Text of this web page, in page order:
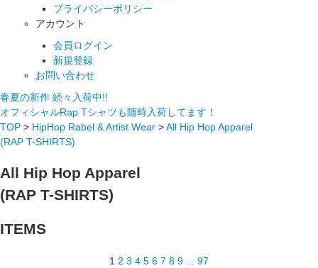
プライバシーポリシー
アカウント
会員ログイン
新規登録
お問い合わせ
春夏の新作 続々入荷中!!
オフィシャルRap Tシャツも随時入荷してます！
TOP > HipHop Rabel & Artist Wear >All Hip Hop Apparel
(RAP T-SHIRTS)
All Hip Hop Apparel
(RAP T-SHIRTS)
ITEMS
1 2 3 4 5 6 7 8 9 ... 97